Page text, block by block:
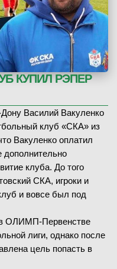
КУПИЛ РЭПЕР
Василий Вакуленко
клуб «СКА» из
Вакуленко оплатил
дополнительно
клуба. До того
СКА, игроки и
и вовсе был под
ОЛИМП-Первенстве
лиги, однако после
цель попасть в